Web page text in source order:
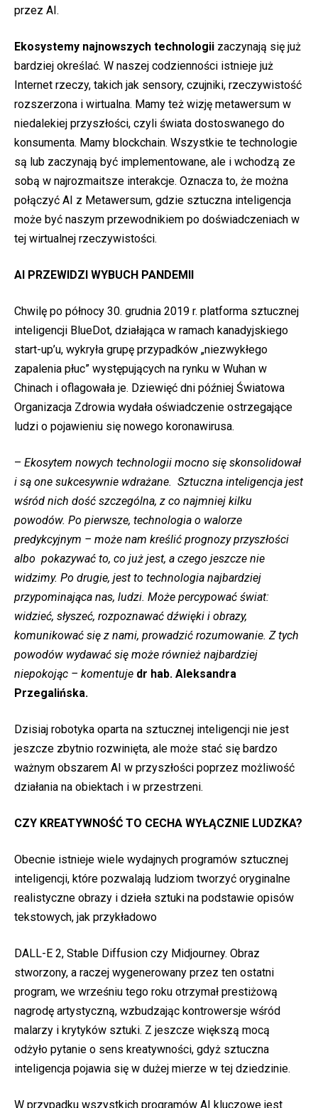
przez AI.
Ekosystemy najnowszych technologii zaczynają się już
bardziej określać. W naszej codzienności istnieje już
Internet rzeczy, takich jak sensory, czujniki, rzeczywistość
rozszerzona i wirtualna. Mamy też wizję metawersum w
niedalekiej przyszłości, czyli świata dostoswanego do
konsumenta. Mamy blockchain. Wszystkie te technologie
są lub zaczynają być implementowane, ale i wchodzą ze
sobą w najrozmaitsze interakcje. Oznacza to, że można
połączyć AI z Metawersum, gdzie sztuczna inteligencja
może być naszym przewodnikiem po doświadczeniach w
tej wirtualnej rzeczywistości.
AI PRZEWIDZI WYBUCH PANDEMII
Chwilę po północy 30. grudnia 2019 r. platforma sztucznej
inteligencji BlueDot, działająca w ramach kanadyjskiego
start-up’u, wykryła grupę przypadków „niezwykłego
zapalenia płuc” występujących na rynku w Wuhan w
Chinach i oflagowała je. Dziewięć dni później Światowa
Organizacja Zdrowia wydała oświadczenie ostrzegające
ludzi o pojawieniu się nowego koronawirusa.
– Ekosytem nowych technologii mocno się skonsolidował
i są one sukcesywnie wdrażane. Sztuczna inteligencja jest
wśród nich dość szczególna, z co najmniej kilku
powodów. Po pierwsze, technologia o walorze
predykcyjnym – może nam kreślić prognozy przyszłości
albo pokazywać to, co już jest, a czego jeszcze nie
widzimy. Po drugie, jest to technologia najbardziej
przypominająca nas, ludzi. Może percypować świat:
widzieć, słyszeć, rozpoznawać dźwięki i obrazy,
komunikować się z nami, prowadzić rozumowanie. Z tych
powodów wydawać się może również najbardziej
niepokojąc – komentuje dr hab. Aleksandra
Przegalińska.
Dzisiaj robotyka oparta na sztucznej inteligencji nie jest
jeszcze zbytnio rozwinięta, ale może stać się bardzo
ważnym obszarem AI w przyszłości poprzez możliwość
działania na obiektach i w przestrzeni.
CZY KREATYWNOŚĆ TO CECHA WYŁĄCZNIE LUDZKA?
Obecnie istnieje wiele wydajnych programów sztucznej
inteligencji, które pozwalają ludziom tworzyć oryginalne
realistyczne obrazy i dzieła sztuki na podstawie opisów
tekstowych, jak przykładowo
DALL-E 2, Stable Diffusion czy Midjourney. Obraz
stworzony, a raczej wygenerowany przez ten ostatni
program, we wrześniu tego roku otrzymał prestiżową
nagrodę artystyczną, wzbudzając kontrowersje wśród
malarzy i krytyków sztuki. Z jeszcze większą mocą
odżyło pytanie o sens kreatywności, gdyż sztuczna
inteligencja pojawia się w dużej mierze w tej dziedzinie.
W przypadku wszystkich programów AI kluczowe jest